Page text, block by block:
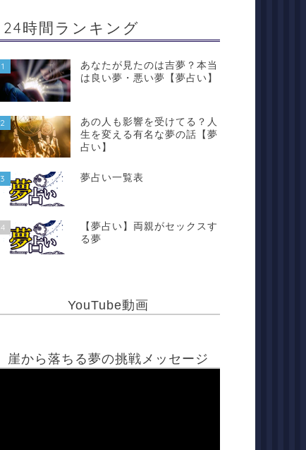
24時間ランキング
1
あなたが見たのは吉夢？本当
は良い夢・悪い夢【夢占い】
2
あの人も影響を受けてる？人
生を変える有名な夢の話【夢
占い】
3 夢占い一覧表
4
【夢占い】両親がセックスす
る夢
YouTube動画
崖から落ちる夢の挑戦メッセージ